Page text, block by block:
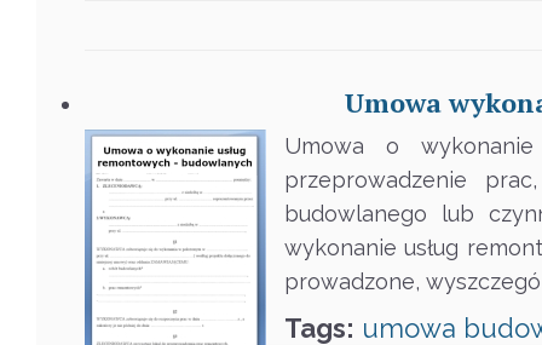
Umowa
Umowa o
przeprowadzenie
budowlanego lub
wykonanie usług
prowadzone,
Tags: umowa